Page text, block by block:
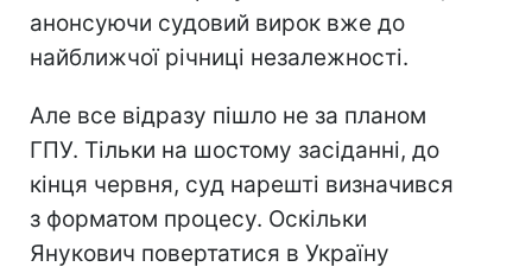
анонсуючи судовий вирок вже до
найближчої річниці незалежності.
Але все відразу пішло не за планом
ГПУ. Тільки на шостому засіданні, до
кінця червня, суд нарешті визначився
з форматом процесу. Оскільки
Янукович повертатися в Україну